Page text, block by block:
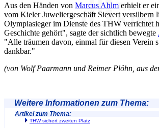
Aus den Händen von Marcus Ahlm erhielt er
vom Kieler Juweliergeschäft Sievert
Olympiasieger im Dienste des THW verrichtet
Geschichte gehört", sagte der sichtlich bewegte
"Alle träumen davon, einmal für diesen Verein
dankbar."
(von Wolf Paarmann und Reimer Plöhn, aus
Weitere Informationen zum Thema:
Artikel zum Thema:
THW sichert zweiten Platz